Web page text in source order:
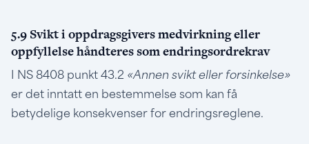
5.9 Svikt i oppdragsgivers medvirkning eller
oppfyllelse håndteres som endringsordrekrav
I NS 8408 punkt 43.2 «Annen svikt eller forsinkelse»
er det inntatt en bestemmelse som kan få
betydelige konsekvenser for endringsreglene.